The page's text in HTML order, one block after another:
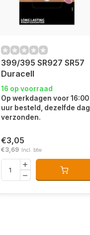
399/395 SR927 SR57
Duracell
16 op voorraad
Op werkdagen voor 16:00
uur besteld, dezelfde dag
verzonden.
€3,05
€3,69 Incl. btw